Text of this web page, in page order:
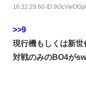
16:32:29.60
>>9
現行機もしくは新
対戦のみのBO4が